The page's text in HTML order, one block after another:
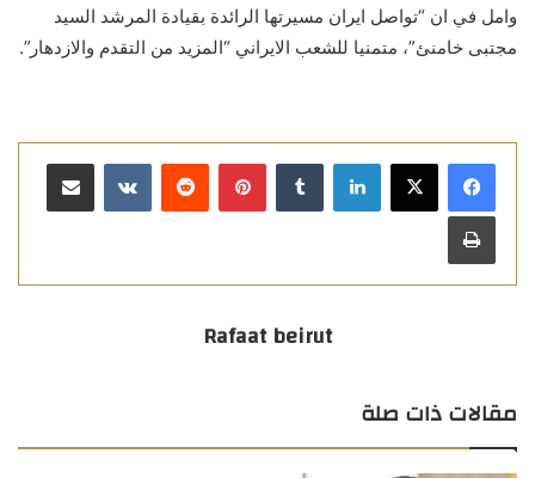
وامل في ان “تواصل ايران مسيرتها الرائدة بقيادة المرشد السيد
مجتبى خامنئ”، متمنيا للشعب الايراني “المزيد من التقدم والازدهار”.
لينكدإن بينتيريست مشاركة عبر البريد
طباعة
Rafaat beirut
مقالات ذات صلة